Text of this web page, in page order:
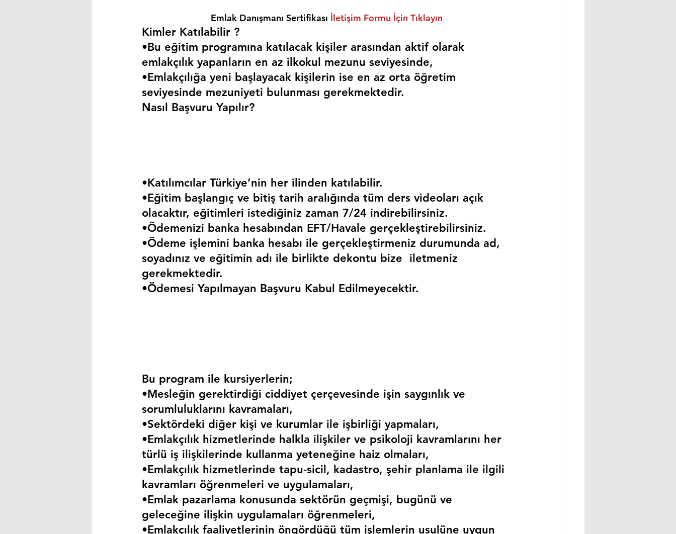
Emlak Danışmanı Sertifikası İletişim Formu İçin Tıklayın
Kimler Katılabilir ?
•Bu eğitim programına katılacak kişiler arasından aktif olarak
emlakçılık yapanların en az ilkokul mezunu seviyesinde,
•Emlakçılığa yeni başlayacak kişilerin ise en az orta öğretim
seviyesinde mezuniyeti bulunması gerekmektedir.
Nasıl Başvuru Yapılır?
•Katılımcılar Türkiye’nin her ilinden katılabilir.
•Eğitim başlangıç ve bitiş tarih aralığında tüm ders videoları açık
olacaktır, eğitimleri istediğiniz zaman 7/24 indirebilirsiniz.
•Ödemenizi banka hesabından EFT/Havale gerçekleştirebilirsiniz.
•Ödeme işlemini banka hesabı ile gerçekleştirmeniz durumunda ad,
soyadınız ve eğitimin adı ile birlikte dekontu bize  iletmeniz
gerekmektedir.
•Ödemesi Yapılmayan Başvuru Kabul Edilmeyecektir.
Bu program ile kursiyerlerin;
•Mesleğin gerektirdiği ciddiyet çerçevesinde işin saygınlık ve
sorumluluklarını kavramaları,
•Sektördeki diğer kişi ve kurumlar ile işbirliği yapmaları,
•Emlakçılık hizmetlerinde halkla ilişkiler ve psikoloji kavramlarını her
türlü iş ilişkilerinde kullanma yeteneğine haiz olmaları,
•Emlakçılık hizmetlerinde tapu-sicil, kadastro, şehir planlama ile ilgili
kavramları öğrenmeleri ve uygulamaları,
•Emlak pazarlama konusunda sektörün geçmişi, bugünü ve
geleceğine ilişkin uygulamaları öğrenmeleri,
•Emlakçılık faaliyetlerinin öngördüğü tüm işlemlerin usulüne uygun